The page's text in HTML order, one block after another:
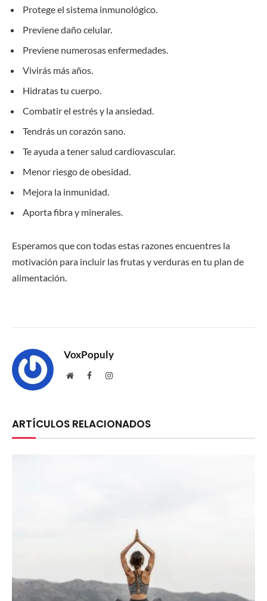
Protege el sistema inmunológico.
Previene daño celular.
Previene numerosas enfermedades.
Vivirás más años.
Hidratas tu cuerpo.
Combatir el estrés y la ansiedad.
Tendrás un corazón sano.
Te ayuda a tener salud cardiovascular.
Menor riesgo de obesidad.
Mejora la inmunidad.
Aporta fibra y minerales.
Esperamos que con todas estas razones encuentres la
motivación para incluir las frutas y verduras en tu plan de
alimentación.
VoxPopuly
WebsiteFacebookInstagram
ARTÍCULOS RELACIONADOS